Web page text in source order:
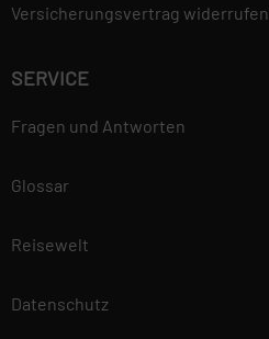
Versicherungsvertrag widerrufen
SERVICE
Fragen und Antworten
Glossar
Reisewelt
Datenschutz